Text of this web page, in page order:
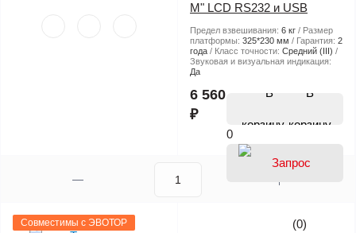
M" LCD RS232 и USB
Предел взвешивания: 6 кг
Размер
платформы: 325*230 мм Гарантия: 2
года
Класс точности: Средний (III)
Звуковая и визуальная индикация:
Да
6 560
₽
В
корзину
0
Совместимы с ЭВОТОР (0)